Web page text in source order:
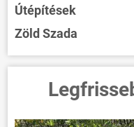
Útépítések
Zöld Szada